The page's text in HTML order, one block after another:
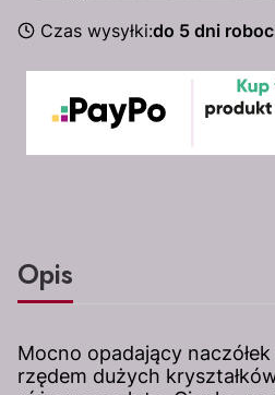
Czas wysyłki:do 5 dni
Opis
Mocno opadający
rzędem dużych